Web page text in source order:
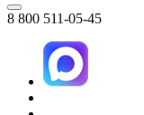
8 800 511-05-45